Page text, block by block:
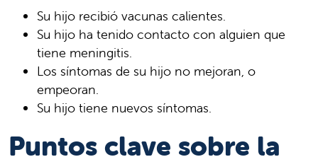
Su hijo recibió vacunas calientes.
Su hijo ha tenido contacto con alguien que
tiene meningitis.
Los síntomas de su hijo no mejoran, o
empeoran.
Su hijo tiene nuevos síntomas.
Puntos clave sobre la